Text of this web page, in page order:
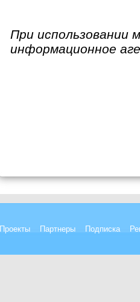
При использовании
информационное
Проекты Партнеры Подписка